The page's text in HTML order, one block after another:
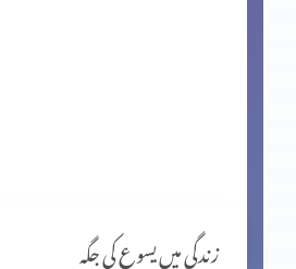
نجات بخش ایمان کے صبوت (حصہ 7)
زندگی میں یسوع کی جگہ